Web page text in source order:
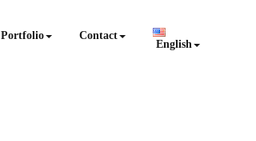
Portfolio Contact
English